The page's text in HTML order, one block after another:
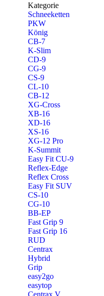
Kategorie
Schneeketten
PKW
König
CB-7
K-Slim
CD-9
CG-9
CS-9
CL-10
CB-12
XG-Cross
XB-16
XD-16
XS-16
XG-12 Pro
K-Summit
Easy Fit CU-9
Reflex-Edge
Reflex Cross
Easy Fit SUV
CS-10
CG-10
BB-EP
Fast Grip 9
Fast Grip 16
RUD
Centrax
Hybrid
Grip
easy2go
easytop
Centrax V